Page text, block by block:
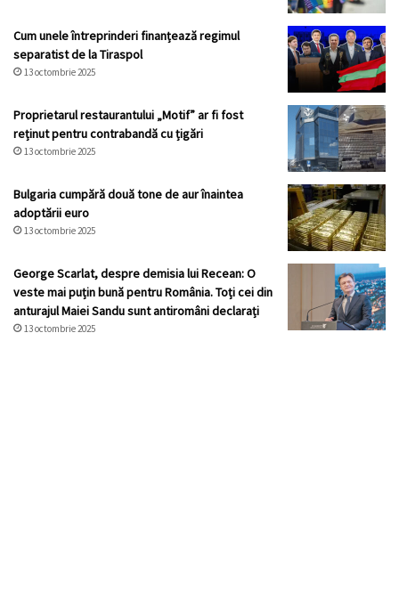
Cum unele întreprinderi finanțează regimul
separatist de la Tiraspol
13 octombrie 2025
Proprietarul restaurantului „Motif” ar fi fost
reținut pentru contrabandă cu țigări
13 octombrie 2025
Bulgaria cumpără două tone de aur înaintea
adoptării euro
13 octombrie 2025
George Scarlat, despre demisia lui Recean: O
veste mai puțin bună pentru România. Toți cei din
anturajul Maiei Sandu sunt antiromâni declarați
13 octombrie 2025